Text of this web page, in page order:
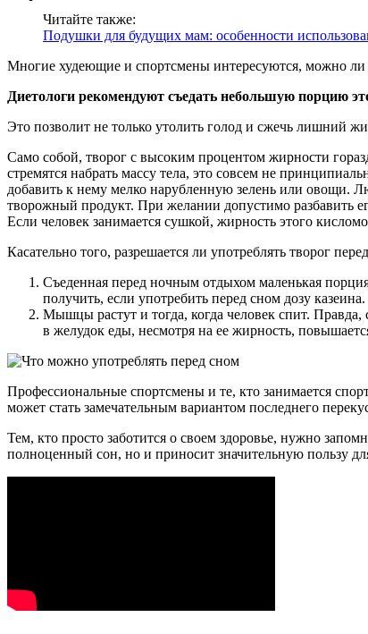
Читайте также:
Подушки для будущих мам: особенности
Многие худеющие и спортсмены интересуются, можно ли
Диетологи рекомендуют съедать небольшую порцию
Это позволит не только утолить голод и сжечь лишний
Само собой, творог с высоким процентом жирности
стремятся набрать массу тела, это совсем не
добавить к нему мелко нарубленную зелень или овощи.
творожный продукт. При желании допустимо разбавить
Если человек занимается сушкой, жирность этого
Касательно того, разрешается ли употреблять творог
Съеденная перед ночным отдыхом маленькая
получить, если употребить перед сном дозу казеина.
Мышцы растут и тогда, когда человек спит.
в желудок еды, несмотря на ее жирность,
Профессиональные спортсмены и те, кто занимается
может стать замечательным вариантом последнего
Тем, кто просто заботится о своем здоровье, нужно
полноценный сон, но и приносит значительную пользу